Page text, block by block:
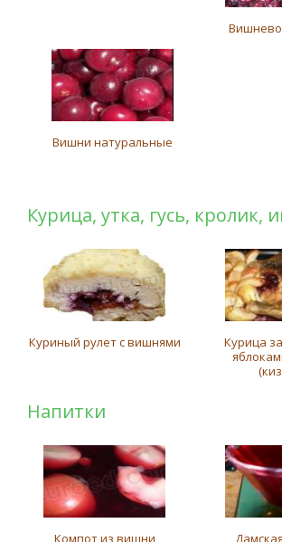
Вишни натуральные
Курица, утка, гусь, кролик,
Куриный рулет с вишнями
Курица
Напитки
Компот из вишни